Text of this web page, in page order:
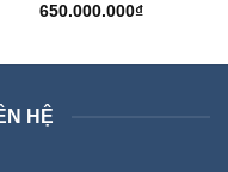
650.000.000₫
HỆ